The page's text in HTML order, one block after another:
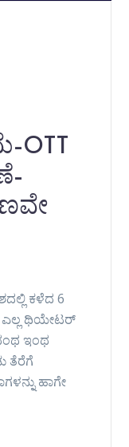
ಕಳೆದ 6
ಥಿಯೇಟರ್
ಇಂಥ
ತೆರೆಗೆ
ಹಾಗೇ